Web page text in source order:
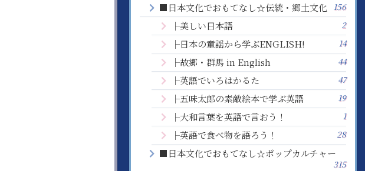
■日本文化でおもてなし☆伝統・郷土文化 156
├美しい日本語 2
├日本の童謡から学ぶENGLISH! 14
├故郷・群馬 in English 44
├英語でいろはかるた 47
├五味太郎の素敵絵本で学ぶ英語 19
├大和言葉を英語で言おう！ 1
├英語で食べ物を語ろう！ 28
■日本文化でおもてなし☆ポップカルチャー
315